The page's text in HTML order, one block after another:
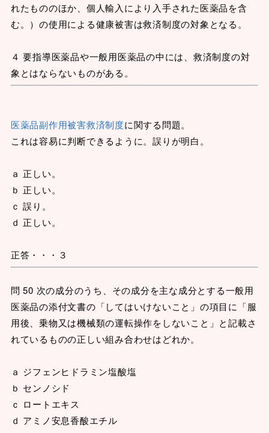
れたもののほか、個人輸入により入手された医薬品を含
む。）の使用による健康被害は救済制度の対象となる。
４ 要指導医薬品や一般用医薬品の中には、救済制度の対
象とはならないものがある。
医薬品副作用被害救済制度に関する問題。
これは容易に判断できるように。誤りが明白。
ａ 正しい。
ｂ 正しい。
ｃ 誤り。
ｄ 正しい。
正答・・・３
問 50 次の成分のうち、その成分を主な成分とする一般用
医薬品の添付文書の「してはいけないこと」の項目に「服
用後、乗物又は機械類の運転操作をしないこと」と記載さ
れているものの正しい組み合わせはどれか。
ａ ジフェンヒドラミン塩酸塩
ｂ センノシド
ｃ ロートエキス
ｄ アミノ安息香酸エチル